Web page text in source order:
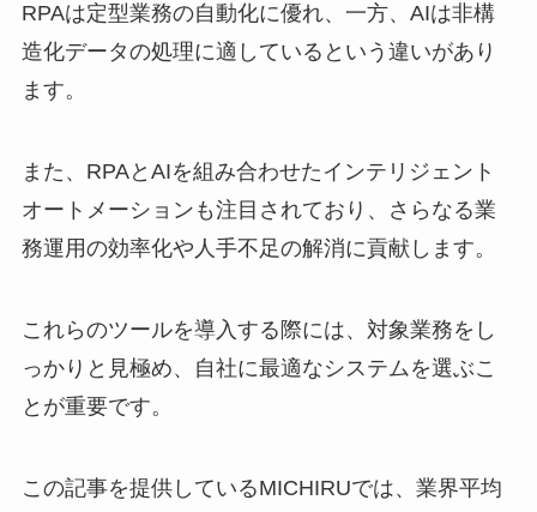
RPAは定型業務の自動化に優れ、一方、AIは非構
造化データの処理に適しているという違いがあり
ます。
また、RPAとAIを組み合わせたインテリジェント
オートメーションも注目されており、さらなる業
務運用の効率化や人手不足の解消に貢献します。
これらのツールを導入する際には、対象業務をし
っかりと見極め、自社に最適なシステムを選ぶこ
とが重要です。
この記事を提供しているMICHIRUでは、業界平均